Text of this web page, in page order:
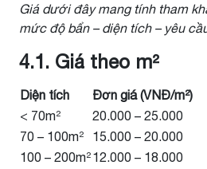
Giá dưới đây mang tính tham
mức độ bẩn – diện tích – yêu
4.1. Giá theo m²
Diện tích
Đơn giá (VNĐ/m²)
< 70m²
20.000 – 25.000
70 – 100m²
15.000 – 20.000
100 – 200m²12.000 – 18.000